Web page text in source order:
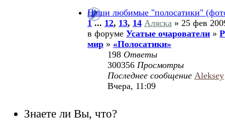
Наши любимые "полосатики"
1... 12, 13, 14 Аляска » 25 фев
в форумеУсатые очарователи »
мир » «Полосатики»
198 Ответы
300356Просмотры
Последнее сообщениеAleksey
Вчера, 11:09
Знаете ли Вы, что?